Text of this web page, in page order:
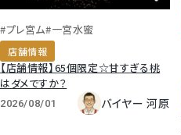
#プレ宮ム#一宮水蜜
店舗情報
【店舗情報】65個限定☆甘すぎる桃
はダメですか？
2026/08/01 バイヤー 河原